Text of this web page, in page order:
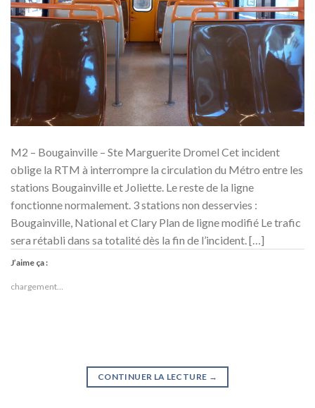
M2 – Bougainville – Ste Marguerite Dromel Cet incident
oblige la RTM à interrompre la circulation du Métro entre les
stations Bougainville et Joliette. Le reste de la ligne
fonctionne normalement. 3 stations non desservies :
Bougainville, National et Clary Plan de ligne modifié Le trafic
sera rétabli dans sa totalité dès la fin de l’incident. […]
J’aime ça :
chargement…
CONTINUER LA LECTURE →